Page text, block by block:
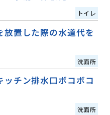
トイレ
置した際の水道代を
洗面所
チン排水口ボコボコ
洗面所